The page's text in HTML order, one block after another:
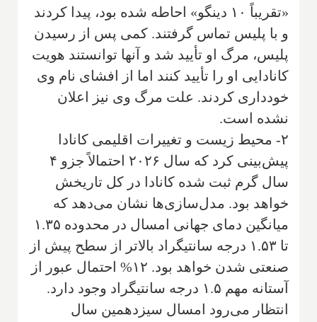
«تقریباً ۱۰ دینگو» احاطه شده بود، پیدا کردند
و با پلیس تماس گرفتند. کمی پس از رسیدن
پلیس، مرگ او تأیید شد و آنها توانستند هویت
کانادایی او را تأیید کنند اما از افشای نام وی
خودداری کردند. علت مرگ وی نیز اعلان
نشده است.
۲- محیط زیست و تغییرات اقلیمی کانادا
پیش‌بینی کرد که سال ۲۰۲۶ احتمالاً جزو ۴
سال گرم ثبت شده کانادا در کل تاریخش
خواهد بود. مدل‌سازی‌ها نشان می‌دهد که
میانگین دمای جهانی امسال در محدوده ۱.۳۵
تا ۱.۵۳ درجه سانتیگراد بالاتر از سطح پیش از
صنعتی شدن خواهد بود. ۱۲% احتمال عبور از
آستانه مهم ۱.۵ درجه سانتیگراد وجود دارد.
انتظار می‌رود امسال سیزدهمین سال